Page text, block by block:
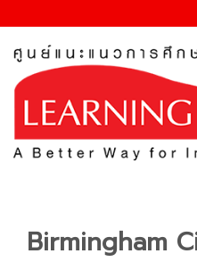
to
content
Birmingham